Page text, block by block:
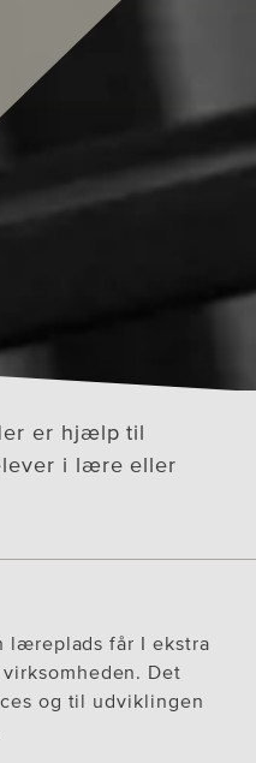
er hjælp til
i lære eller
læreplads får I ekstra
Det
og til udviklingen